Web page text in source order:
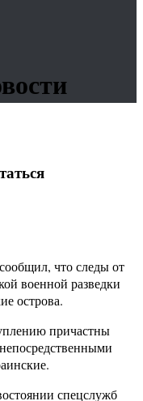
что следы от
военной разведки
острова.
причастны
спецслужб